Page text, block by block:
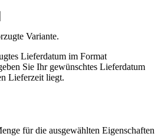
Variante.
Lieferdatum im Format
Sie Ihr gewünschtes Lieferdatum
Lieferzeit liegt.
für die ausgewählten Eigenschaften